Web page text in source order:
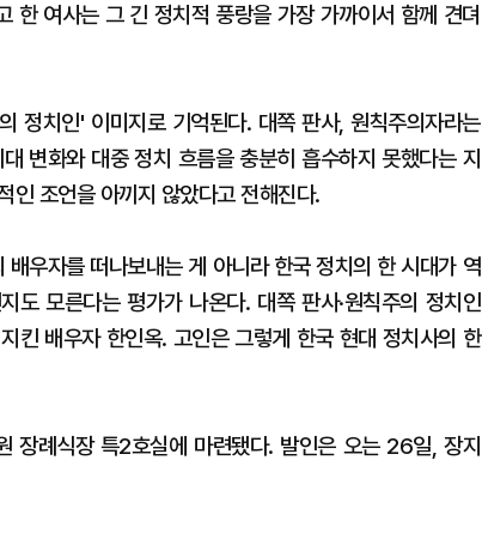
한 여사는 그 긴 정치적 풍랑을 가장 가까이서 함께 견뎌
정치인' 이미지로 기억된다. 대쪽 판사, 원칙주의자라는
변화와 대중 정치 흐름을 충분히 흡수하지 못했다는 지
인 조언을 아끼지 않았다고 전해진다.
우자를 떠나보내는 게 아니라 한국 정치의 한 시대가 역
도 모른다는 평가가 나온다. 대쪽 판사·원칙주의 정치인
킨 배우자 한인옥. 고인은 그렇게 한국 현대 정치사의 한
장례식장 특2호실에 마련됐다. 발인은 오는 26일, 장지